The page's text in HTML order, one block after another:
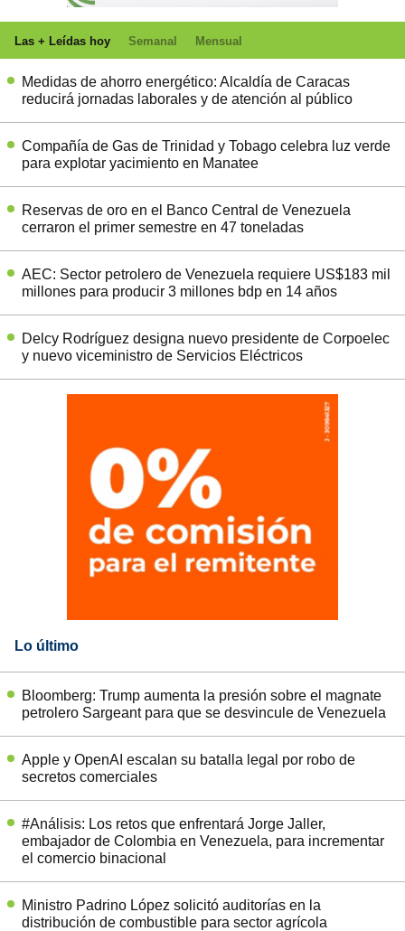
Las + Leídas hoy Semanal Mensual
Medidas de ahorro energético: Alcaldía de Caracas
reducirá jornadas laborales y de atención al público
Compañía de Gas de Trinidad y Tobago celebra luz verde
para explotar yacimiento en Manatee
Reservas de oro en el Banco Central de Venezuela
cerraron el primer semestre en 47 toneladas
AEC: Sector petrolero de Venezuela requiere US$183 mil
millones para producir 3 millones bdp en 14 años
Delcy Rodríguez designa nuevo presidente de Corpoelec
y nuevo viceministro de Servicios Eléctricos
Lo último
Bloomberg: Trump aumenta la presión sobre el magnate
petrolero Sargeant para que se desvincule de Venezuela
Apple y OpenAI escalan su batalla legal por robo de
secretos comerciales
#Análisis: Los retos que enfrentará Jorge Jaller,
embajador de Colombia en Venezuela, para incrementar
el comercio binacional
Ministro Padrino López solicitó auditorías en la
distribución de combustible para sector agrícola